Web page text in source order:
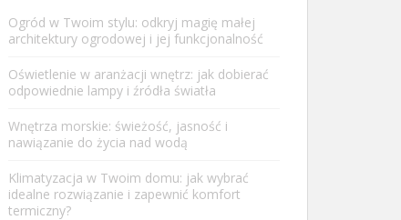
Ogród w Twoim stylu: odkryj magię małej
architektury ogrodowej i jej funkcjonalność
Oświetlenie w aranżacji wnętrz: jak dobierać
odpowiednie lampy i źródła światła
Wnętrza morskie: świeżość, jasność i
nawiązanie do życia nad wodą
Klimatyzacja w Twoim domu: jak wybrać
idealne rozwiązanie i zapewnić komfort
termiczny?